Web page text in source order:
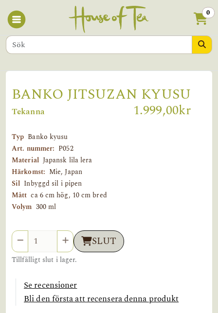
0
BANKO JITSUZAN KYUSU
Tekanna 1.999,00kr
Typ Banko kyusu
Art. nummer: P052
Material Japansk lila lera
Härkomst: Mie, Japan
Sil Inbyggd sil i pipen
Mått ca 6 cm hög, 10 cm bred
Volym 300 ml
Antal SLUT
Tillfälligt slut i lager.
Se recensioner
Bli den första att recensera denna produkt